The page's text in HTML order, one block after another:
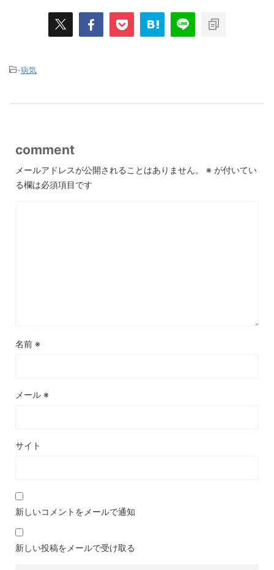
-病気
comment
メールアドレスが公開されることはありません。 ※ が付いてい
る欄は必須項目です
名前 ※
メール ※
サイト
新しいコメントをメールで通知
新しい投稿をメールで受け取る